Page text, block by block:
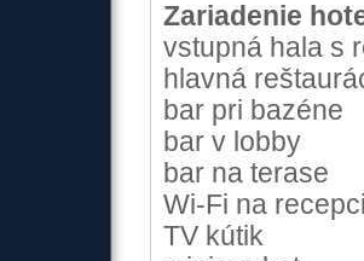
Zariadenie
vstupná hala s
hlavná
bar pri bazéne
bar v lobby
bar na terase
Wi-Fi na
TV kútik